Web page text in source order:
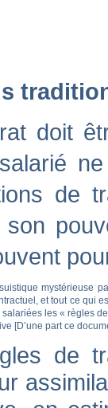
doit
de
son
mystérieuse
et tout ce qui
les « règles
[D’une part ce
de